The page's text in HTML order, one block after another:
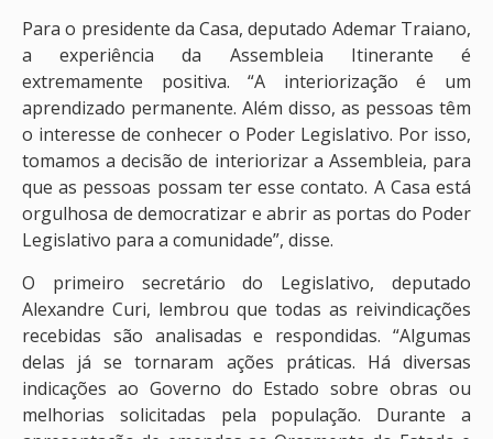
Para o presidente da Casa, deputado Ademar Traiano,
a experiência da Assembleia Itinerante é
extremamente positiva. “A interiorização é um
aprendizado permanente. Além disso, as pessoas têm
o interesse de conhecer o Poder Legislativo. Por isso,
tomamos a decisão de interiorizar a Assembleia, para
que as pessoas possam ter esse contato. A Casa está
orgulhosa de democratizar e abrir as portas do Poder
Legislativo para a comunidade”, disse.
O primeiro secretário do Legislativo, deputado
Alexandre Curi, lembrou que todas as reivindicações
recebidas são analisadas e respondidas. “Algumas
delas já se tornaram ações práticas. Há diversas
indicações ao Governo do Estado sobre obras ou
melhorias solicitadas pela população. Durante a